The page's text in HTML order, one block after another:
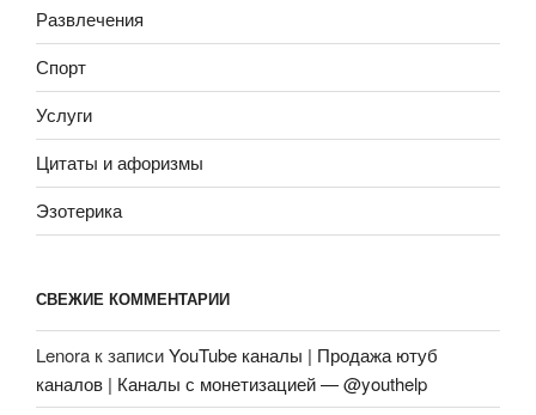
Развлечения
Спорт
Услуги
Цитаты и афоризмы
Эзотерика
СВЕЖИЕ КОММЕНТАРИИ
Lenora к записиYouTube каналы | Продажа ютуб
каналов | Каналы с монетизацией — @youthelp